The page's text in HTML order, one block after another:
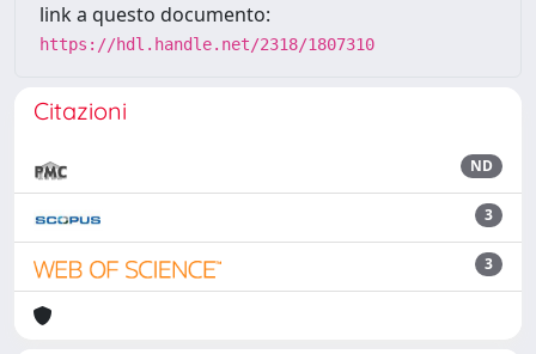
link a questo documento:
https://hdl.handle.net/2318/1807310
Citazioni
ND
3
3